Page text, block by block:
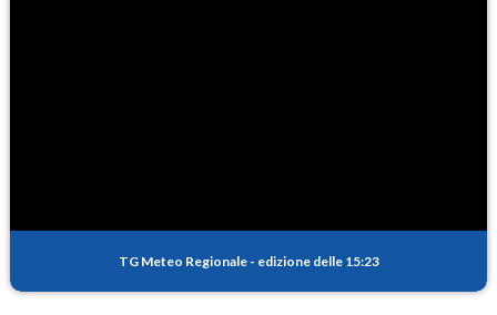
PM25
TG Meteo Regionale - edizione delle 15:23